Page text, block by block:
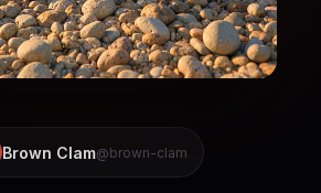
Brown Clam@brown-clam